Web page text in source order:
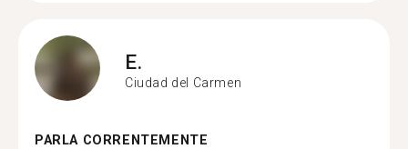
E.
Ciudad del Carmen
PARLA CORRENTEMENTE